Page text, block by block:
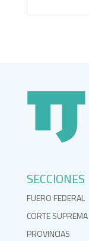
SECCIONES
FUERO FEDERAL
CORTE SUPREMA
PROVINCIAS